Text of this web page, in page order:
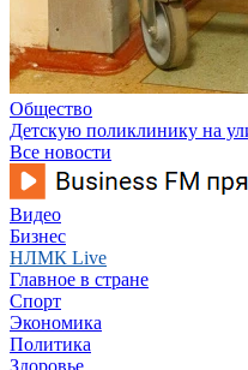
Общество
Детскую поликлинику на
Все новости
Видео
Бизнес
НЛМК Live
Главное в стране
Спорт
Экономика
Политика